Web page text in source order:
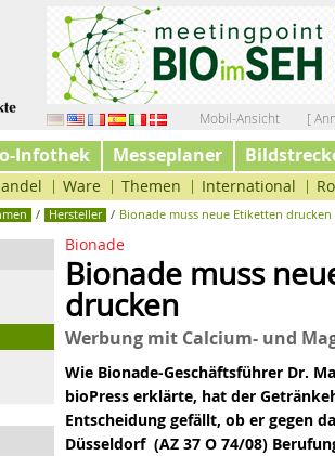
Mobil-Ansicht [
Ware Themen International
Infothek Messeplaner
/ Hersteller / Bionade muss neue Etiketten drucken
Bionade
Bionade muss
drucken
Werbung mit Calcium- und
Wie Bionade-Geschäftsführer Dr.
bioPress erklärte, hat der
Entscheidung gefällt, ob er gegen
Düsseldorf (AZ 37 O 74/08)